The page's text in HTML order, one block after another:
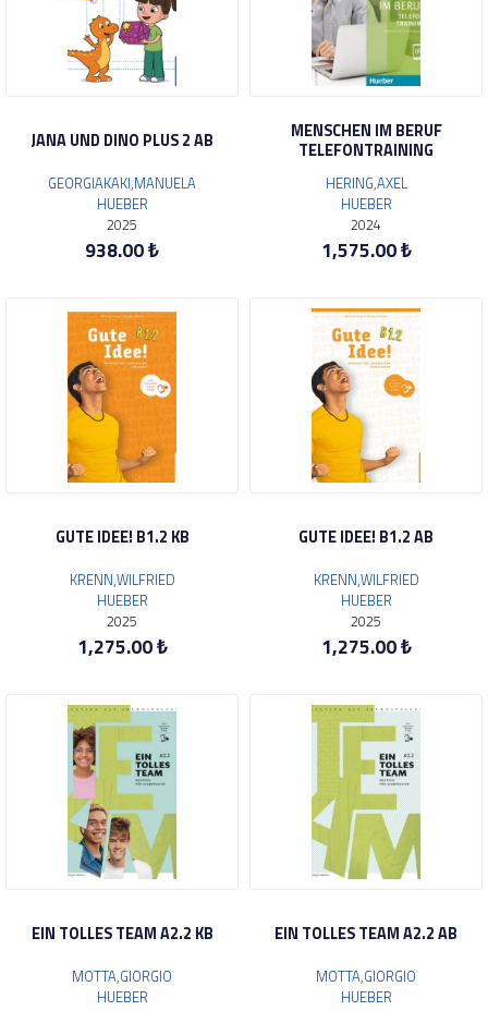
JANA UND DINO PLUS 2 AB
GEORGIAKAKI,MANUELA
HUEBER
2025
938.00 ₺
MENSCHEN IM BERUF
TELEFONTRAINING
HERING,AXEL
HUEBER
2024
1,575.00 ₺
GUTE IDEE! B1.2 KB
KRENN,WILFRIED
HUEBER
2025
1,275.00 ₺
GUTE IDEE! B1.2 AB
KRENN,WILFRIED
HUEBER
2025
1,275.00 ₺
EIN TOLLES TEAM A2.2 KB
MOTTA,GIORGIO
HUEBER
EIN TOLLES TEAM A2.2 AB
MOTTA,GIORGIO
HUEBER